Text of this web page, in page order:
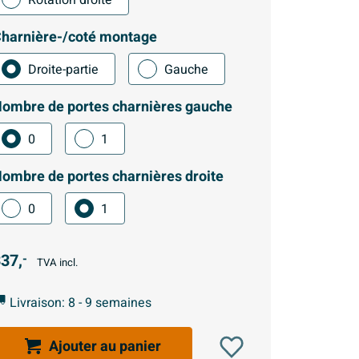
coté montage
Droite-partie Gauche
de portes charnières gauche
0 1
de portes charnières droite
0 1
- TVA incl.
Livraison: 8 - 9 semaines
Ajouter au panier